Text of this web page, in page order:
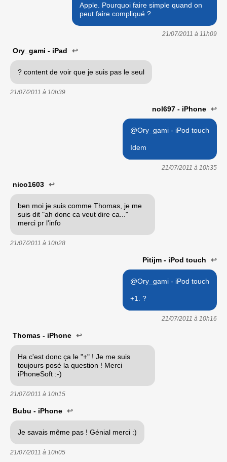
Apple. Pourquoi faire simple quand on
peut faire compliqué ?
21/07/2011 à 11h09
Ory_gami - iPad ↩
? content de voir que je suis pas le seul
21/07/2011 à 10h39
nol697 - iPhone ↩
@Ory_gami - iPod touch
Idem
21/07/2011 à 10h35
nico1603 ↩
ben moi je suis comme Thomas, je me
suis dit "ah donc ca veut dire ca..."
merci pr l'info
21/07/2011 à 10h28
Pitijm - iPod touch ↩
@Ory_gami - iPod touch
+1. ?
21/07/2011 à 10h16
Thomas - iPhone ↩
Ha c'est donc ça le "+" ! Je me suis
toujours posé la question ! Merci
iPhoneSoft :-)
21/07/2011 à 10h15
Bubu - iPhone ↩
Je savais même pas ! Génial merci :)
21/07/2011 à 10h05